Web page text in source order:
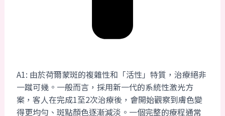
A1: 由於荷爾蒙斑的複雜性和「活性」特質，治療絕非
一蹴可幾。一般而言，採用新一代的系統性激光方
案，客人在完成1至2次治療後，會開始觀察到膚色變
得更均勻、斑點顏色逐漸減淡。一個完整的療程通常